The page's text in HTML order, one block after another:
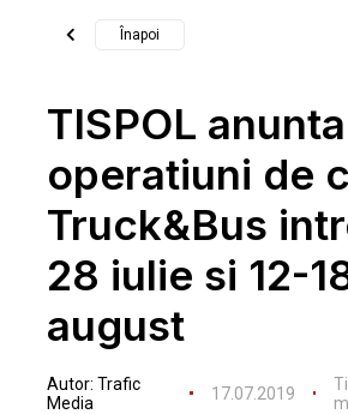
Înapoi
TISPOL anunta
operatiuni de
Truck&Bus
28 iulie si 12-
august
Autor: Trafic
Media
17.07.2019